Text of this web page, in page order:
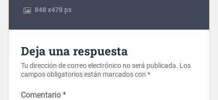
848x478 px
Deja una respuesta
Tu dirección de correo electrónico no será publicada. Los
campos obligatorios están marcados con *
Comentario *